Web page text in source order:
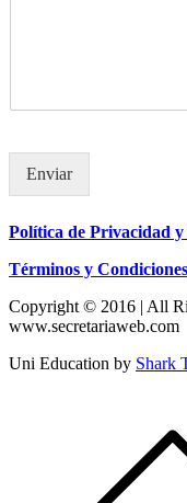
Enviar
Política de Privacidad y
Términos y Condiciones
Copyright © 2016 | All
www.secretariaweb.com
Uni Education by Shark